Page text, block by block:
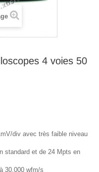
4 voies 50
div avec très faible niveau
standard et de 24 Mpts en
30,000 wfm/s